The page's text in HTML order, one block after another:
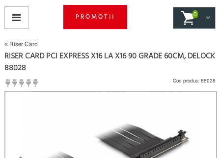
PROMOTII 0
Riser Card
RISER CARD PCI EXPRESS X16 LA X16 90 GRADE 60CM, DELOCK
88028
(
Cod produs: 88028